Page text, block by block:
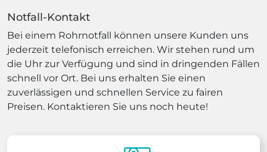
Notfall-Kontakt
Bei einem Rohrnotfall können unsere Kunden uns
jederzeit telefonisch erreichen. Wir stehen rund um
die Uhr zur Verfügung und sind in dringenden Fällen
schnell vor Ort. Bei uns erhalten Sie einen
zuverlässigen und schnellen Service zu fairen
Preisen. Kontaktieren Sie uns noch heute!